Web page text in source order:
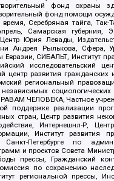
фонд охраны
фонд помощи
Серебряная тайга, Так-
Самарская губерния,
Юрия Левады,
Андрея Рылькова, Сфера,
Евразии, СИБАЛЬТ, Институт
исследовательский
центр развития гражданских
региональный
независимых
ЧЕЛОВЕКА, Частное
поддержке реализации
стран, Центр развития
Интернешнл-Р,
Институт развития
Петербурге по
и проектов Совета
прессы, Гражданский
по сохранению
региональной прессы,